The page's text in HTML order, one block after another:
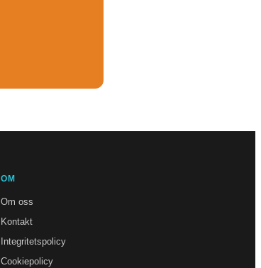
OM
Om oss
Kontakt
Integritetspolicy
Cookiepolicy